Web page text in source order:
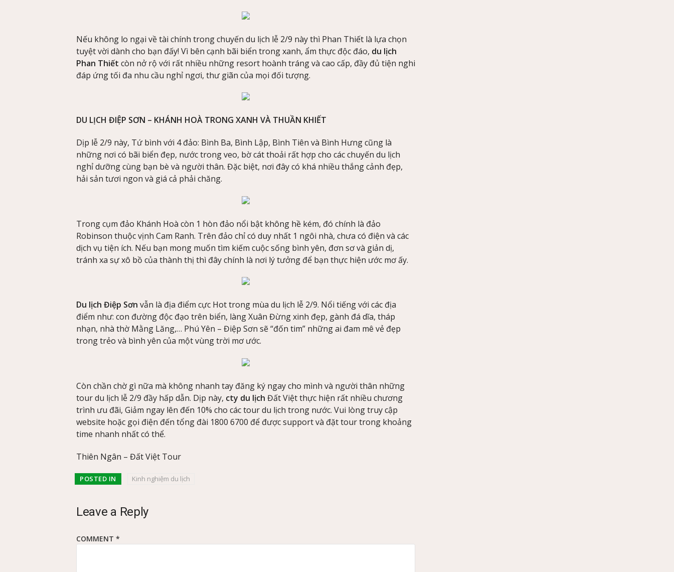
Nếu không lo ngại về tài chính trong chuyến du lịch lễ 2/9 này thì Phan Thiết là lựa chọn
tuyệt vời dành cho bạn đấy! Vì bên cạnh bãi biển trong xanh, ẩm thực độc đáo, du lịch
Phan Thiết còn nở rộ với rất nhiều những resort hoành tráng và cao cấp, đầy đủ tiện nghi
đáp ứng tối đa nhu cầu nghỉ ngơi, thư giãn của mọi đối tượng.
DU LỊCH ĐIỆP SƠN – KHÁNH HOÀ TRONG XANH VÀ THUẦN KHIẾT
Dịp lễ 2/9 này, Tứ bình với 4 đảo: Bình Ba, Bình Lập, Bình Tiên và Bình Hưng cũng là
những nơi có bãi biển đẹp, nước trong veo, bờ cát thoải rất hợp cho các chuyến du lịch
nghỉ dưỡng cùng bạn bè và người thân. Đặc biệt, nơi đây có khá nhiều thắng cảnh đẹp,
hải sản tươi ngon và giá cả phải chăng.
Trong cụm đảo Khánh Hoà còn 1 hòn đảo nổi bật không hề kém, đó chính là đảo
Robinson thuộc vịnh Cam Ranh. Trên đảo chỉ có duy nhất 1 ngôi nhà, chưa có điện và các
dịch vụ tiện ích. Nếu bạn mong muốn tìm kiếm cuộc sống bình yên, đơn sơ và giản dị,
tránh xa sự xô bồ của thành thị thì đây chính là nơi lý tưởng để bạn thực hiện ước mơ ấy.
Du lịch Điệp Sơn vẫn là địa điểm cực Hot trong mùa du lịch lễ 2/9. Nổi tiếng với các địa
điểm như: con đường độc đạo trên biển, làng Xuân Đừng xinh đẹp, gành đá dĩa, tháp
nhạn, nhà thờ Mằng Lăng,… Phú Yên – Điệp Sơn sẽ “đốn tim” những ai đam mê vẻ đẹp
trong trẻo và bình yên của một vùng trời mơ ước.
Còn chần chờ gì nữa mà không nhanh tay đăng ký ngay cho mình và người thân những
tour du lịch lễ 2/9 đầy hấp dẫn. Dịp này, cty du lịch Đất Việt thực hiện rất nhiều chương
trình ưu đãi, Giảm ngay lên đến 10% cho các tour du lịch trong nước. Vui lòng truy cập
website hoặc gọi điện đến tổng đài 1800 6700 để được support và đặt tour trong khoảng
time nhanh nhất có thể.
Thiên Ngân – Đất Việt Tour
POSTED IN Kinh nghiệm du lịch
Leave a Reply
COMMENT *